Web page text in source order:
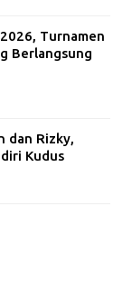
Turnamen
Berlangsung
dan Rizky,
Kudus